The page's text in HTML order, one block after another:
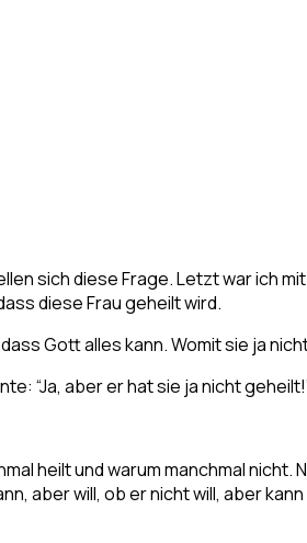
sich diese Frage. Letzt war ich
diese Frau geheilt wird.
Gott alles kann. Womit sie ja
“Ja, aber er hat sie ja nicht
heilt und warum manchmal
aber will, ob er nicht will, aber